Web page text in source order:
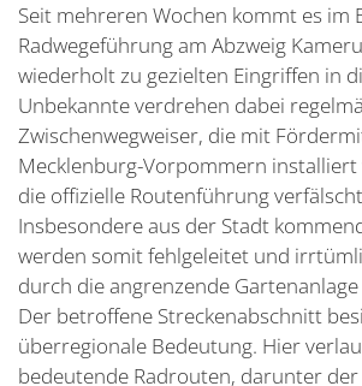
Seit mehreren Wochen kommt es im
Radwegeführung am Abzweig
wiederholt zu gezielten Eingriffen in
Unbekannte verdrehen dabei
Zwischenwegweiser, die mit
Mecklenburg-Vorpommern installiert
die offizielle Routenführung
Insbesondere aus der Stadt
werden somit fehlgeleitet und
durch die angrenzende
Der betroffene Streckenabschnitt
überregionale Bedeutung. Hier
bedeutende Radrouten, darunter der